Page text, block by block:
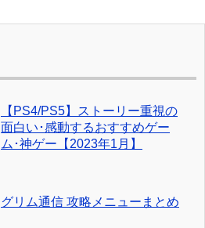
【PS4/PS5】ストーリー重視の
面白い･感動するおすすめゲー
ム･神ゲー【2023年1月】
グリム通信 攻略メニューまとめ